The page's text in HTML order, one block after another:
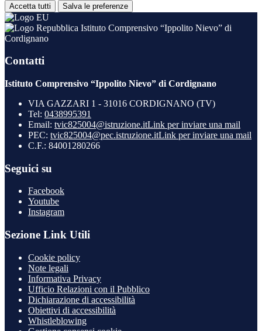
Accetta tutti Salva le preferenze
Istituto Comprensivo “Ippolito Nievo” di
Cordignano
Contatti
Istituto Comprensivo “Ippolito Nievo” di Cordignano
VIA GAZZARI 1 - 31016 CORDIGNANO (TV)
Tel: 0438995391
Email: tvic825004@istruzione.itLink per inviare una mail
PEC: tvic825004@pec.istruzione.itLink per inviare una mail
C.F.: 84001280266
Seguici su
Facebook
Youtube
Instagram
Sezione Link Utili
Cookie policy
Note legali
Informativa Privacy
Ufficio Relazioni con il Pubblico
Dichiarazione di accessibilità
Obiettivi di accessibilità
Whistleblowing